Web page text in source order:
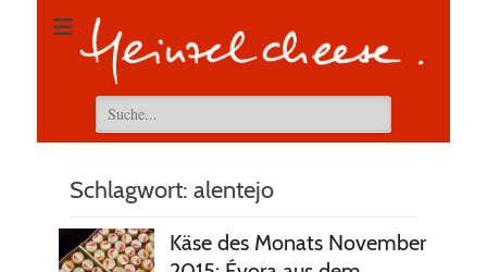
Suchen
nach:
Schlagwort: alentejo
Käse des Monats November